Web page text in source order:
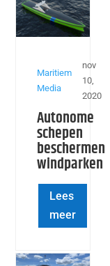
Maritiem
Media
nov
10,
2020
Autonome
schepen
beschermen
windparken
Lees
meer